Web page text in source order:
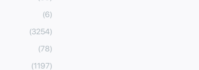
(6)
(3254)
(78)
(1197)